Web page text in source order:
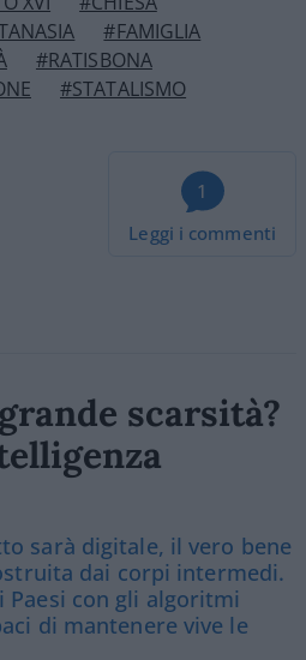
#FAMIGLIA
#RATISBONA
#STATALISMO
1
Leggi i commenti
scarsità?
sarà digitale, il vero bene
dai corpi intermedi.
Paesi con gli algoritmi
di mantenere vive le